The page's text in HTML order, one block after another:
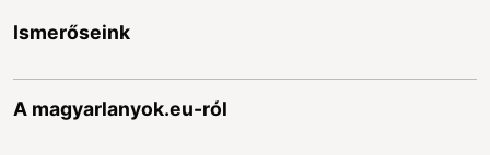
Ismerőseink
A magyarlanyok.eu-ról